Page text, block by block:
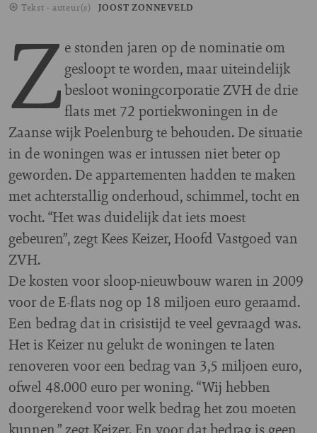
Tekst - auteur(s) JOOST ZONNEVELD
Z e stonden jaren op de nominatie om
gesloopt te worden, maar uiteindelijk
besloot woningcorporatie ZVH de drie
flats met 72 portiekwoningen in de
Zaanse wijk Poelenburg te behouden. De situatie
in de woningen was er intussen niet beter op
geworden. De appartementen hadden te maken
met achterstallig onderhoud, schimmel, tocht en
vocht. “Het was duidelijk dat iets moest
gebeuren”, zegt Kees Keizer, Hoofd Vastgoed van
ZVH.
De kosten voor sloop-nieuwbouw waren in 2009
voor de E-flats nog op 18 miljoen euro geraamd.
Een bedrag dat in crisistijd te veel gevraagd was.
Het is Keizer nu gelukt de woningen te laten
renoveren voor een bedrag van 3,5 miljoen euro,
ofwel 48.000 euro per woning. “Wij hebben
doorgerekend voor welk bedrag het zou moeten